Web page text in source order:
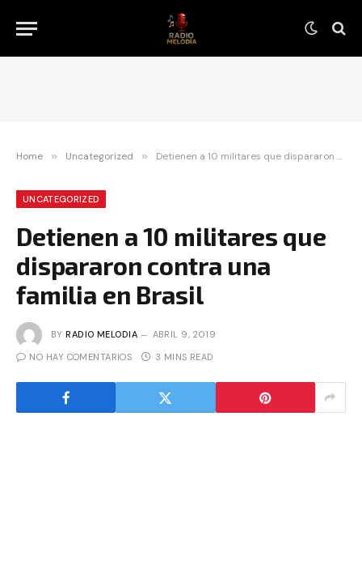
Home » Uncategorized » Detienen a 10 militares que dispararon contra una familia en Brasil
UNCATEGORIZED
Detienen a 10 militares que
dispararon contra una
familia en Brasil
BY RADIO MELODIA ABRIL 9, 2019
NO HAY COMENTARIOS 3 MINS READ